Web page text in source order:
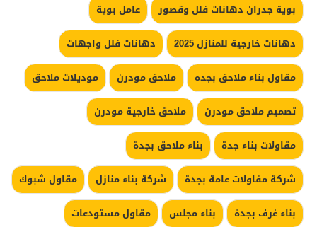
بوية جدران دهانات فلل وقصور
عامل بوية
دهانات خارجية للمنازل 2025
دهانات فلل واجهات
مقاول بناء ملاحق بجده
ملاحق مودرن
موديلات ملاحق
تصميم ملاحق مودرن
ملاحق خارجية مودرن
مقاولات بناء جدة
بناء ملاحق بجدة
شركة مقاولات عامة بجدة
شركة بناء منازل
مقاول شبوك
بناء غرف بجدة
بناء مجلس
مقاول مستودعات